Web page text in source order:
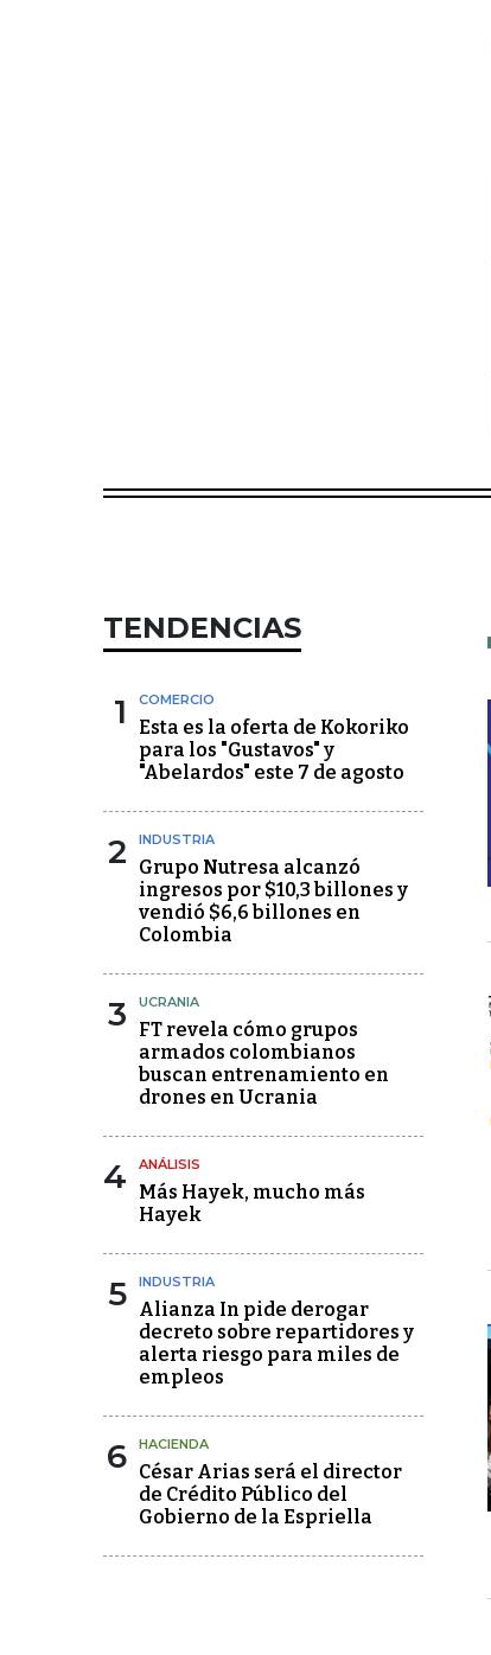
TENDENCIAS
1 COMERCIO
Esta es la oferta de Kokoriko
para los "Gustavos" y
"Abelardos" este 7 de agosto
2 INDUSTRIA
Grupo Nutresa alcanzó
ingresos por $10,3 billones y
vendió $6,6 billones en
Colombia
3 UCRANIA
FT revela cómo grupos
armados colombianos
buscan entrenamiento en
drones en Ucrania
4 ANÁLISIS
Más Hayek, mucho más
Hayek
5 INDUSTRIA
Alianza In pide derogar
decreto sobre repartidores y
alerta riesgo para miles de
empleos
6 HACIENDA
César Arias será el director
de Crédito Público del
Gobierno de la Espriella